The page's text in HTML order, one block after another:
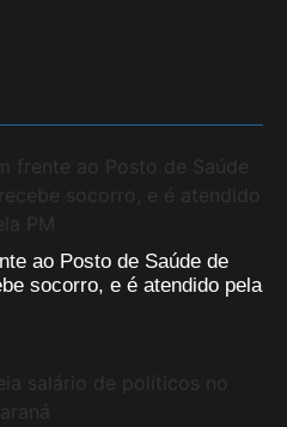
ao Posto de Saúde de
socorro, e é atendido pela